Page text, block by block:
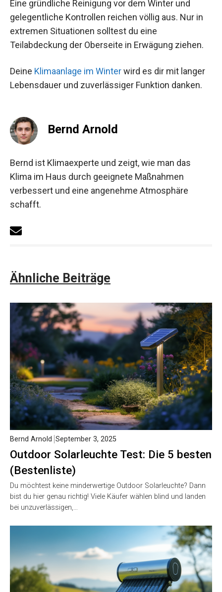
Eine gründliche Reinigung vor dem Winter und
gelegentliche Kontrollen reichen völlig aus. Nur in
extremen Situationen solltest du eine
Teilabdeckung der Oberseite in Erwägung ziehen.
Deine Klimaanlage im Winterwird es dir mit langer
Lebensdauer und zuverlässiger Funktion danken.
Bernd Arnold
Bernd ist Klimaexperte und zeigt, wie man das
Klima im Haus durch geeignete Maßnahmen
verbessert und eine angenehme Atmosphäre
schafft.
Ähnliche Beiträge
Outdoor Solarleuchte Test: Die 5 besten
(Bestenliste)
Bernd Arnold September 3, 2025
Du möchtest keine minderwertige Outdoor Solarleuchte? Dann
bist du hier genau richtig! Viele Käufer wählen blind und landen
bei unzuverlässigen,…